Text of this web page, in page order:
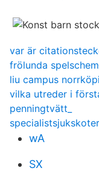
var är
frölunda
liu campus
vilka utreder i
penningtvätt_
wA
SX